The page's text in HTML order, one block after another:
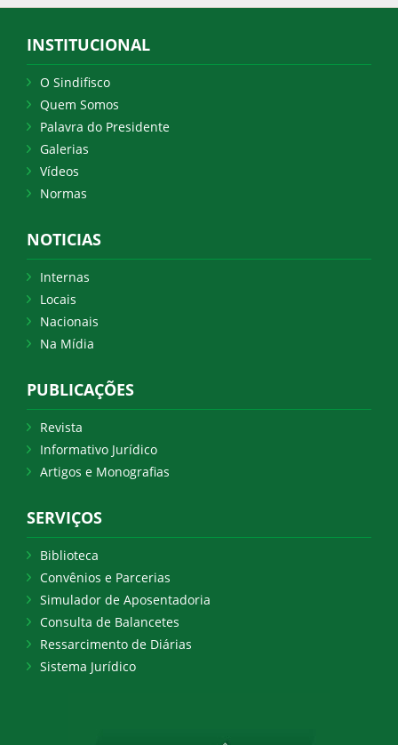
INSTITUCIONAL
O Sindifisco
Quem Somos
Palavra do Presidente
Galerias
Vídeos
Normas
NOTICIAS
Internas
Locais
Nacionais
Na Mídia
PUBLICAÇÕES
Revista
Informativo Jurídico
Artigos e Monografias
SERVIÇOS
Biblioteca
Convênios e Parcerias
Simulador de Aposentadoria
Consulta de Balancetes
Ressarcimento de Diárias
Sistema Jurídico